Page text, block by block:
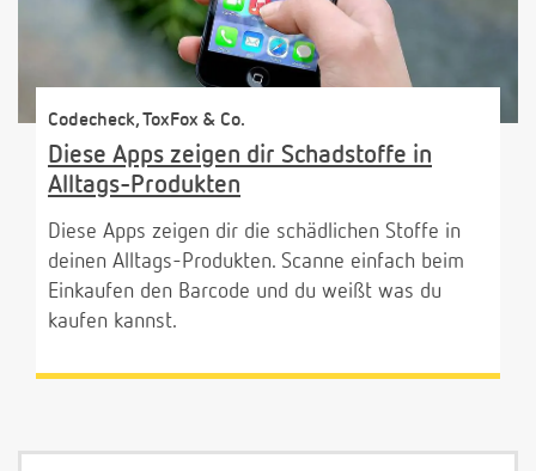
Codecheck, ToxFox & Co.
Diese Apps zeigen dir Schadstoffe in
Alltags-Produkten
Diese Apps zeigen dir die schädlichen Stoffe in
deinen Alltags-Produkten. Scanne einfach beim
Einkaufen den Barcode und du weißt was du
kaufen kannst.